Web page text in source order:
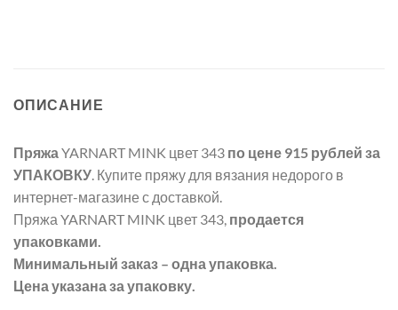
ОПИСАНИЕ
Пряжа YARNART MINK цвет 343 по цене 915 рублей за
УПАКОВКУ . Купите пряжу для вязания недорого в
интернет-магазине с доставкой.
Пряжа YARNART MINK цвет 343, продается
упаковками.
Минимальный заказ – одна упаковка.
Цена указана за упаковку.